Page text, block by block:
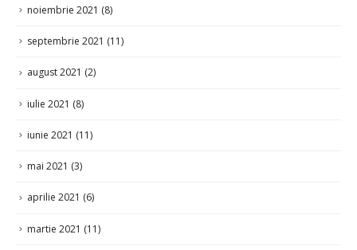
noiembrie 2021 (8)
septembrie 2021 (11)
august 2021 (2)
iulie 2021 (8)
iunie 2021 (11)
mai 2021 (3)
aprilie 2021 (6)
martie 2021 (11)